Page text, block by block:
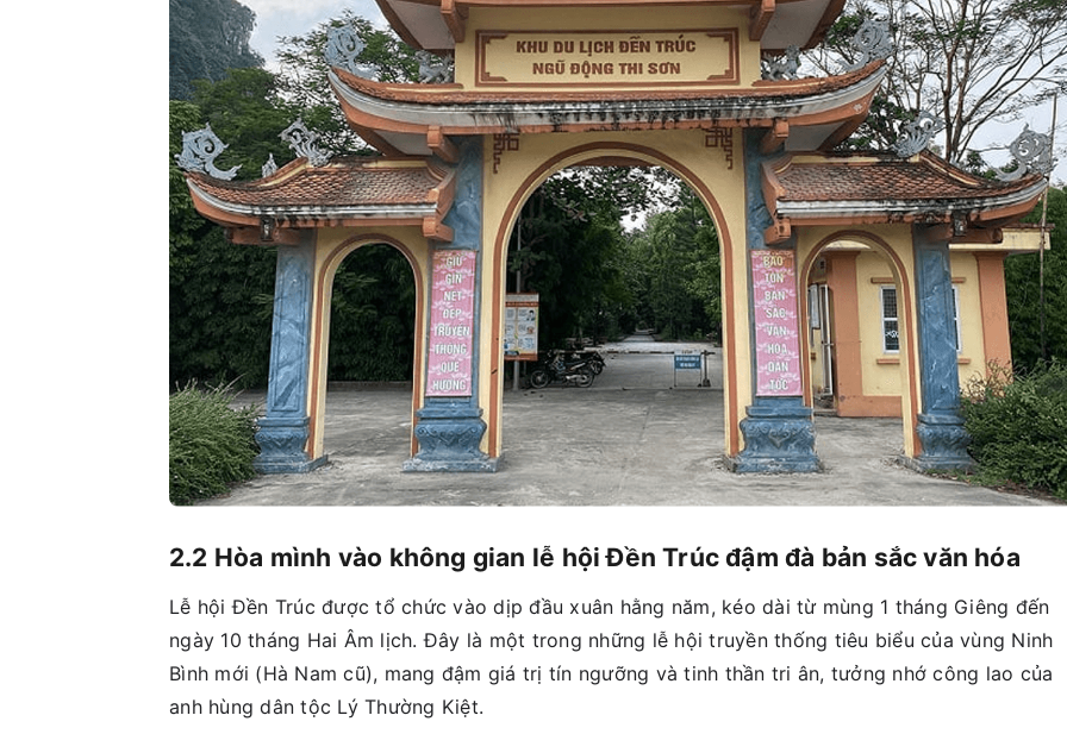
2.2 Hòa mình vào không gian lễ hội Đền Trúc đậm đà bản sắc văn hóa
Lễ hội Đền Trúc được tổ chức vào dịp đầu xuân hằng năm, kéo dài từ mùng 1 tháng Giêng đến
ngày 10 tháng Hai Âm lịch. Đây là một trong những lễ hội truyền thống tiêu biểu của vùng Ninh
Bình mới (Hà Nam cũ), mang đậm giá trị tín ngưỡng và tinh thần tri ân, tưởng nhớ công lao của
anh hùng dân tộc Lý Thường Kiệt.